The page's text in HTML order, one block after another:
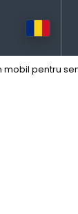
mobil pentru